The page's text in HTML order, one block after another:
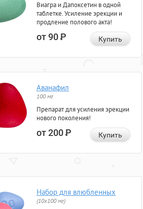
Виагра и Дапоксетин в одной
таблетке. Усиление эрекции и
продление полового акта!
от 90Р Купить
Аванафил
100 мг
Препарат для усиления эрекции
нового поколения!
от 200Р Купить
Набор для влюбленных
(10х100 мг)